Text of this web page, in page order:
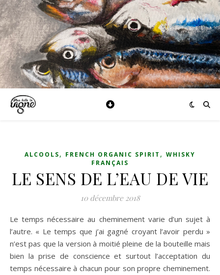
ALCOOLS, FRENCH ORGANIC SPIRIT , WHISKY
FRANÇAIS
LE SENS DE L’EAU DE VIE
10 décembre 2018
Le temps nécessaire au cheminement varie d’un sujet à
l’autre. « Le temps que j’ai gagné croyant l’avoir perdu »
n’est pas que la version à moitié pleine de la bouteille mais
bien la prise de conscience et surtout l’acceptation du
temps nécessaire à chacun pour son propre cheminement.